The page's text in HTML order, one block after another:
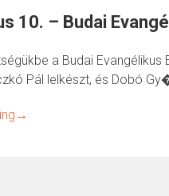
10. – Budai
a Budai
Pál lelkészt, és Dobó
→